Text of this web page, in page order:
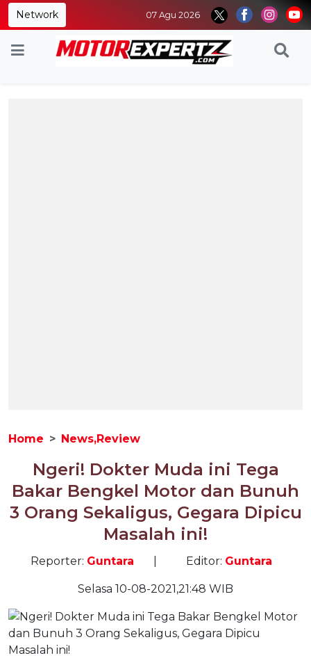
Network 07 Agu 2026
Home News,Review
Ngeri! Dokter Muda ini Tega
Bakar Bengkel Motor dan Bunuh
3 Orang Sekaligus, Gegara Dipicu
Masalah ini!
Reporter: Guntara Editor: Guntara
Selasa 10-08-2021,21:48 WIB